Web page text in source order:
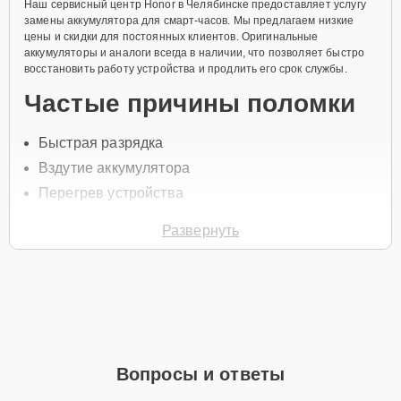
Наш сервисный центр Honor в Челябинске предоставляет услугу
замены аккумулятора для смарт-часов. Мы предлагаем низкие
цены и скидки для постоянных клиентов. Оригинальные
аккумуляторы и аналоги всегда в наличии, что позволяет быстро
восстановить работу устройства и продлить его срок службы.
Частые причины поломки
Быстрая разрядка
Вздутие аккумулятора
Перегрев устройства
Повреждения от падений
сервиса
Развернуть
Вопросы и ответы